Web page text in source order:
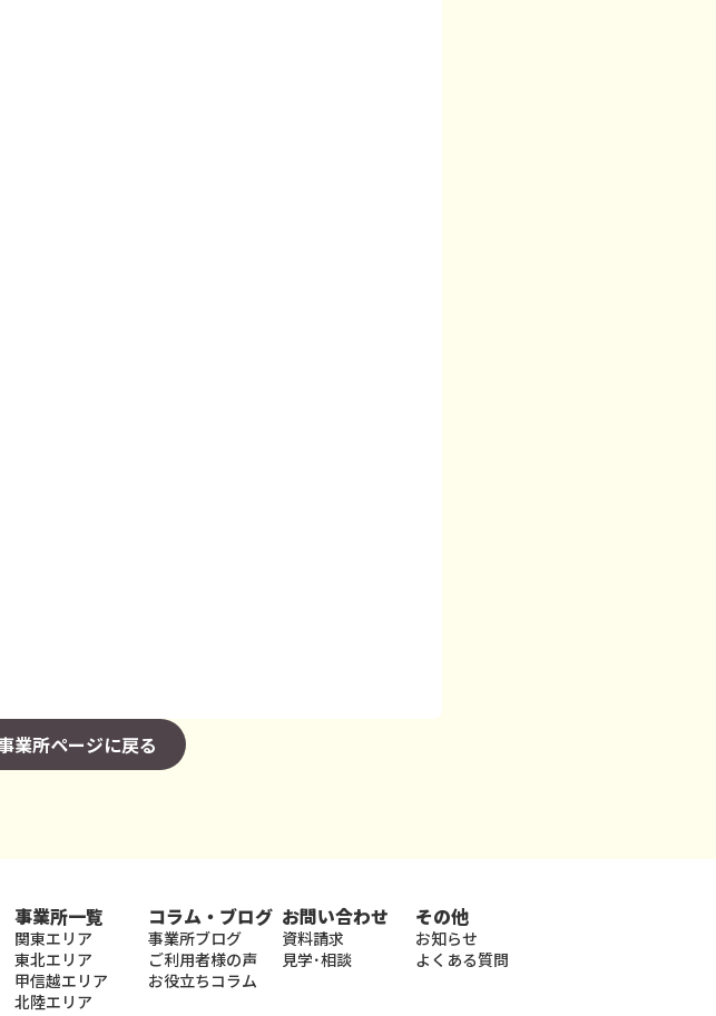
業所ページに戻る
事業所一覧
関東エリア
東北エリア
甲信越エリア
北陸エリア
コラム・ブログ
事業所ブログ
ご利用者様の声
お役立ちコラム
お問い合わせ
資料請求
見学･相談
その他
お知らせ
よくある質問